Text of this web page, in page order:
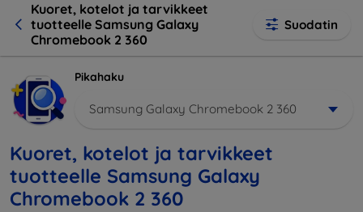
Kuoret, kotelot ja tarvikkeet
tuotteelle Samsung Galaxy
Chromebook 2 360
Suodatin
Pikahaku
Samsung Galaxy Chromebook 2 360
Kuoret, kotelot ja tarvikkeet
tuotteelle Samsung Galaxy
Chromebook 2 360